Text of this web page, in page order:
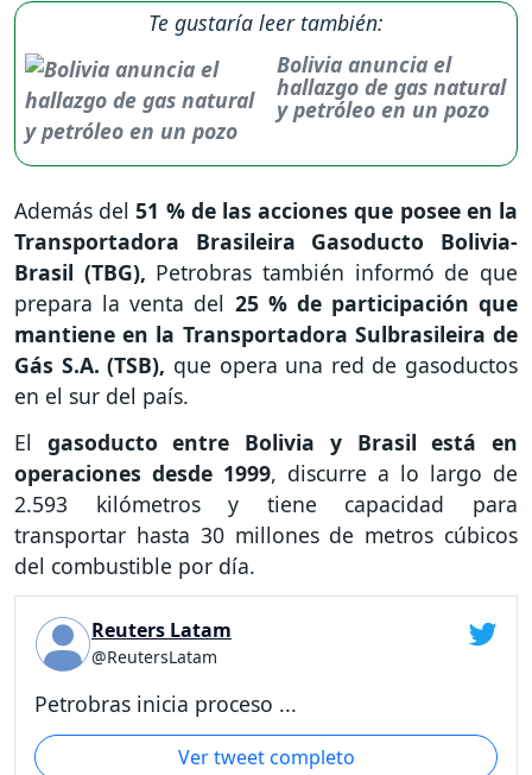
Te gustaría leer también:
Bolivia anuncia el
hallazgo de gas natural
y petróleo en un pozo
Además del 51 % de las acciones que posee en la
Transportadora Brasileira Gasoducto Bolivia-
Brasil (TBG), Petrobras también informó de que
prepara la venta del 25 % de participación que
mantiene en la Transportadora Sulbrasileira de
Gás S.A. (TSB), que opera una red de gasoductos
en el sur del país.
El gasoducto entre Bolivia y Brasil está en
operaciones desde 1999, discurre a lo largo de
2.593 kilómetros y tiene capacidad para
transportar hasta 30 millones de metros cúbicos
del combustible por día.
Reuters Latam
@ReutersLatam
Petrobras inicia proceso ...
Ver tweet completo